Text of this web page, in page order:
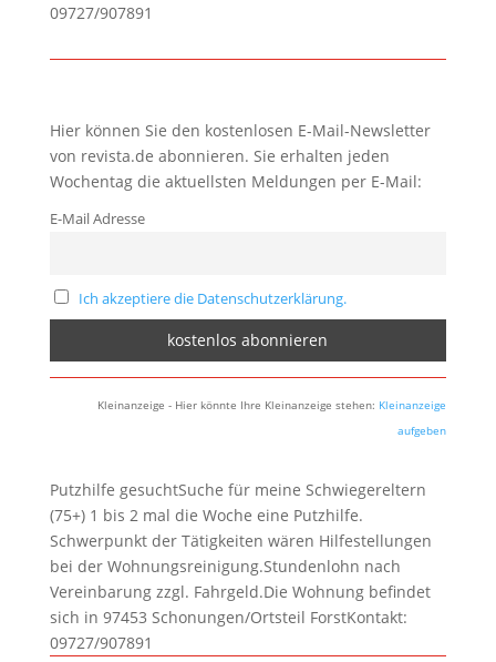
09727/907891
Hier können Sie den kostenlosen E-Mail-Newsletter
von revista.de abonnieren. Sie erhalten jeden
Wochentag die aktuellsten Meldungen per E-Mail:
E-Mail Adresse
Ich akzeptiere die Datenschutzerklärung.
Kleinanzeige - Hier könnte Ihre Kleinanzeige stehen: Kleinanzeige
aufgeben
Putzhilfe gesuchtSuche für meine Schwiegereltern
(75+) 1 bis 2 mal die Woche eine Putzhilfe.
Schwerpunkt der Tätigkeiten wären Hilfestellungen
bei der Wohnungsreinigung.Stundenlohn nach
Vereinbarung zzgl. Fahrgeld.Die Wohnung befindet
sich in 97453 Schonungen/Ortsteil ForstKontakt:
09727/907891